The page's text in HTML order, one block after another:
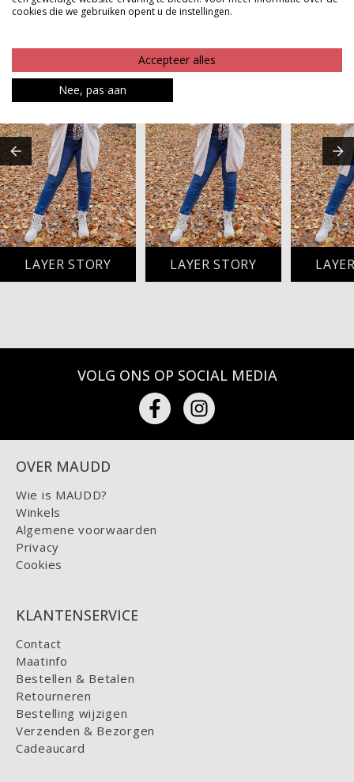
LAYER STORY LAYER STORY
VOLG ONS OP SOCIAL MEDIA
OVER MAUDD
Wie is MAUDD?
Winkels
Algemene voorwaarden
Privacy
Cookies
KLANTENSERVICE
Contact
Maatinfo
Bestellen & Betalen
Retourneren
Bestelling wijzigen
Verzenden & Bezorgen
Cadeaucard
cookies die we gebruiken opent u de instellingen.
Accepteer alles
Nee, pas aan